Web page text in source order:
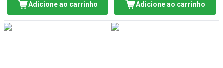
Adicione ao carrinho Adicione ao carrinho